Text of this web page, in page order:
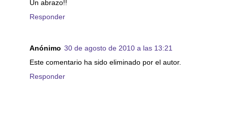
Un abrazo!!
Responder
Anónimo 30 de agosto de 2010 a las 13:21
Este comentario ha sido eliminado por el autor.
Responder